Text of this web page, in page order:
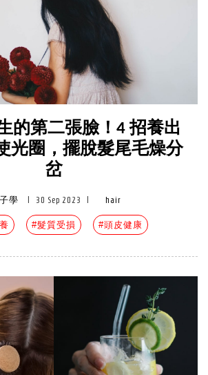
的第二張臉！4 招養出
光圈，擺脫髮尾毛燥分
岔
學 30 Sep 2023 hair
#髮質受損 #頭皮健康